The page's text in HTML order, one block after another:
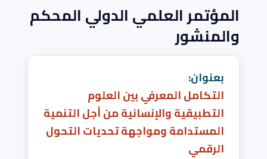
المؤتمر العلمي الدولي المحكم
والمنشور
بعنوان:
التكامل المعرفي بين العلوم
التطبيقية والإنسانية من أجل التنمية
المستدامة ومواجهة تحديات التحول
الرقمي